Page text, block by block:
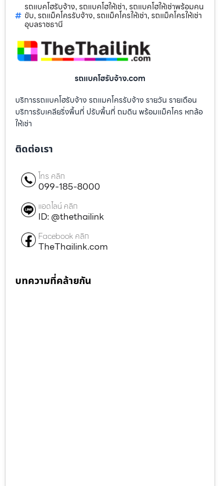
รถแบคโฮรับจ้าง, รถแบคโฮให้เช่า, รถแบคโฮให้เช่าพร้อมคน
ขับ, รถแม็คโครรับจ้าง, รถแม็คโครให้เช่า, รถแม็คโครให้เช่า
อุบลราชธานี
รถแบคโฮรับจ้าง.com
บริการรถแบคโฮรับจ้าง รถแมคโครรับจ้าง รายวัน รายเดือน
บริการรับเคลียริ่งพื้นที่ ปรับพื้นที่ ถมดิน พร้อมแม็คโคร หกล้อ
ให้เช่า
ติดต่อเรา
โทร คลิก
099-185-8000
แอดไลน์ คลิก
ID: @thethailink
Facebook คลิก
TheThailink.com
บทความที่คล้ายกัน